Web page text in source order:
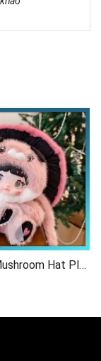
Nommi - Mushroom Hat Plush Blind Box 400% Series